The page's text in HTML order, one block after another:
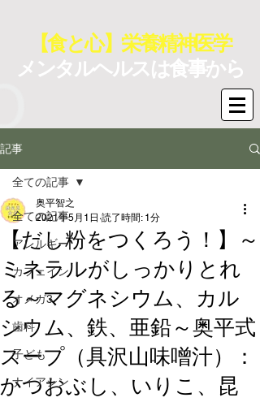
【食と心】栄養精神医学
メンタルヘルスは食事から
記事
全ての記事
アレルギー
カフェイン
オメガ3
歯科
子ども
ナイアシン
全ての記事
【だし粉をつくろう！】～
ミネラルがしっかりとれ
る～マグネシウム、カル
シウム、鉄、亜鉛～奥平式
スープ（具沢山味噌汁）：
かつおぶし、いりこ、昆
奥平智之
2021年5月1日 読了時間: 1分